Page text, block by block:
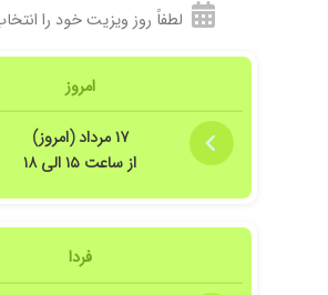
لطفاً روز ویزیت خود را
امروز
۱۷ مرداد (امروز)
از ساعت ۱۵ الی ۱۸
فردا